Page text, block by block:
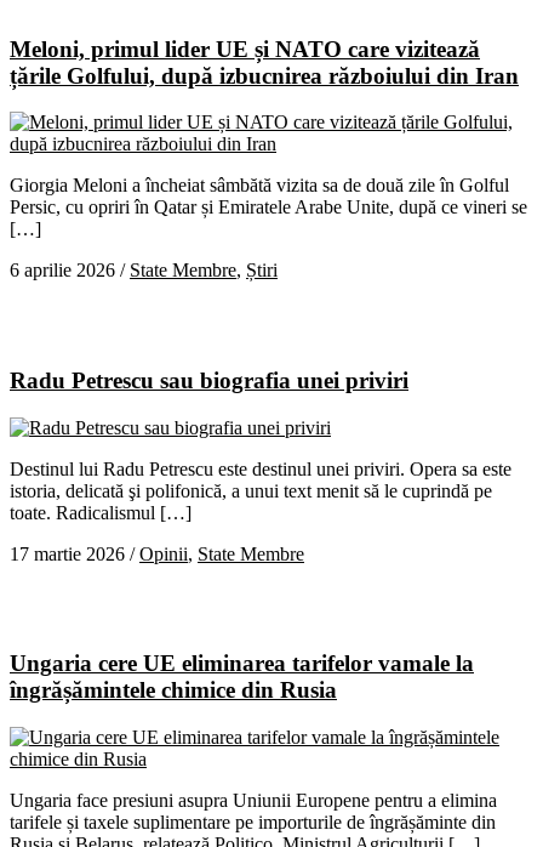
Meloni, primul lider UE și NATO care vizitează
țările Golfului, după izbucnirea războiului din Iran
Giorgia Meloni a încheiat sâmbătă vizita sa de două zile în Golful
Persic, cu opriri în Qatar și Emiratele Arabe Unite, după ce vineri se
[…]
6 aprilie 2026 / State Membre, Știri
Radu Petrescu sau biografia unei priviri
Destinul lui Radu Petrescu este destinul unei priviri. Opera sa este
istoria, delicată şi polifonică, a unui text menit să le cuprindă pe
toate. Radicalismul […]
17 martie 2026 /Opinii, State Membre
Ungaria cere UE eliminarea tarifelor vamale la
îngrășămintele chimice din Rusia
Ungaria face presiuni asupra Uniunii Europene pentru a elimina
tarifele și taxele suplimentare pe importurile de îngrășăminte din